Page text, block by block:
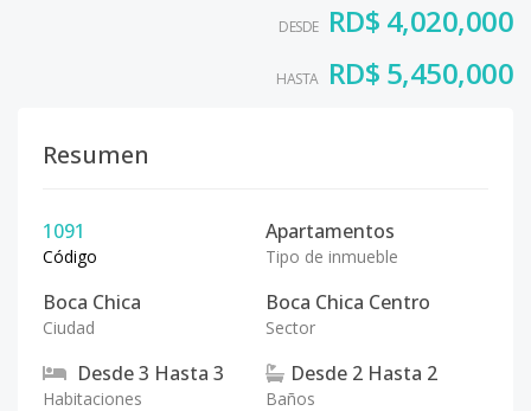
DESDE RD$ 4,020,000
HASTA RD$ 5,450,000
Resumen
1091
Código
Apartamentos
Tipo de inmueble
Boca Chica
Ciudad
Boca Chica Centro
Sector
Desde3 Hasta 3
Habitaciones
Desde 2 Hasta 2
Baños